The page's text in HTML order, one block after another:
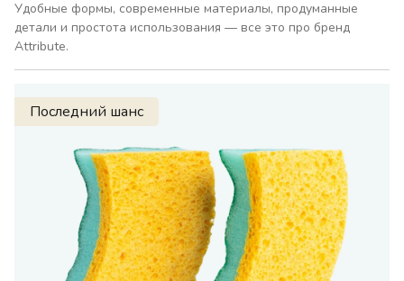
Удобные формы, современные материалы, продуманные
детали и простота использования — все это про бренд
Attribute.
Последний шанс